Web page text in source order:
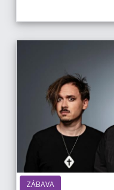
ZÁBAVA